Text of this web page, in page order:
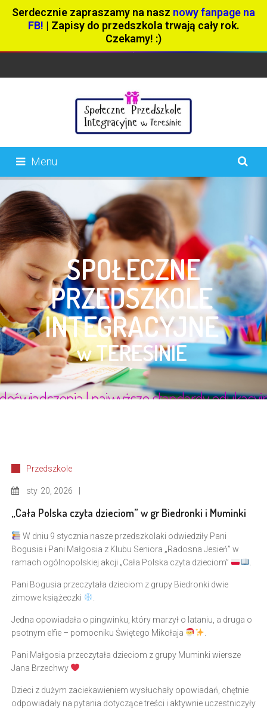
Serdecznie zapraszamy na nasz nowy fanpage na
FB! | Zapisy do przedszkola trwają cały rok.
Czekamy! :)
Menu
Przedszkole
sty 20, 2026
„Cała Polska czyta dzieciom” w gr Biedronki i Muminki
W dniu 9 stycznia nasze przedszkolaki odwiedziły Pani
Bogusia i Pani Małgosia z Klubu Seniora „Radosna Jesień” w
ramach ogólnopolskiej akcji „Cała Polska czyta dzieciom”
Pani Bogusia przeczytała dzieciom z grupy Biedronki dwie
zimowe książeczki
Jedna opowiadała o pingwinku, który marzył o lataniu, a druga o
psotnym elfie – pomocniku Świętego Mikołaja
Pani Małgosia przeczytała dzieciom z grupy Muminki wiersze
Jana Brzechwy
Dzieci z dużym zaciekawieniem wysłuchały opowiadań, chętnie
odpowiadały na pytania dotyczące treści i aktywnie uczestniczyły